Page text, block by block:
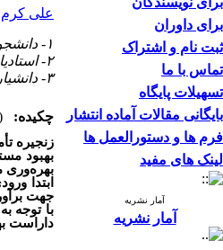
برای داوران
ثبت نام و اشتراک
تماس با ما
تسهیلات پایگاه
بایگانی مقالات آماده انتشار
فرم ها و دستورالعمل ها
لینک های مفید
آمار نشریه
آمار نشریه
علی کرم‌
۱- دانشجوی دکتری، گروه مدیریت صنعتی، واحد علوم و تحقیقات، دانشگاه آزاد اسلامی، تهران، ایران،
۲- استادیار، گروه مدیریت، واحد تهران مرکزی، دانشگاه آزاد اسلامی، تهران، ایران، ،
۳- دانشیار، گروه مالی، واحد تهران مرکز، دانشگاه آزاد اسلامی، تهران، ایران
چکیده: (۲۴۰۷
زنجیره
بهبود
بهره‌وری
ابتدا
جهت
با توجه
داراست